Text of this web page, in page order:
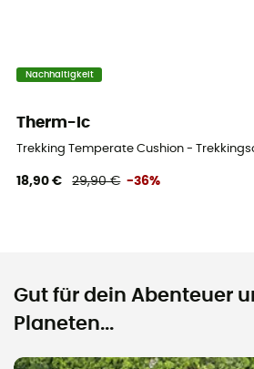
Nachhaltigkeit
Therm-Ic
Trekking Temperate Cushion -
18,90 € 29,90 € -36%
Gut für dein Abenteuer
Planeten...